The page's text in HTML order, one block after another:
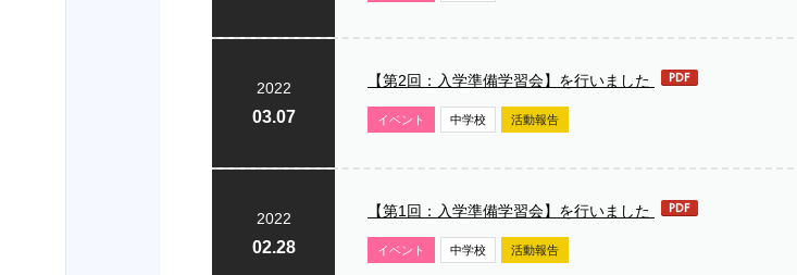
2022
03.07
【第2回：入学準備学習会】を行いました
イベント 中学校 活動報告
2022
02.28
【第1回：入学準備学習会】を行いました
イベント 中学校 活動報告